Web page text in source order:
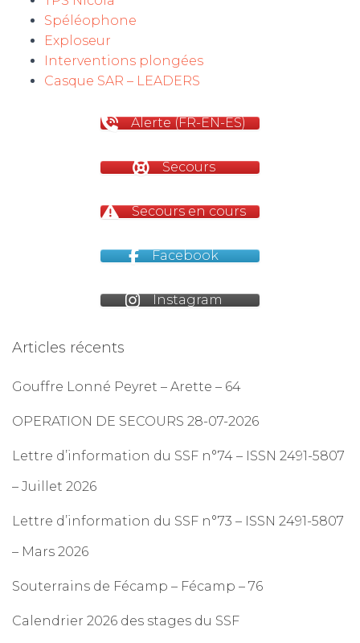
Spéléophone
Exploseur
Interventions plongées
Casque SAR – LEADERS
Alerte (FR-EN-ES)
Secours
Secours en cours
Facebook
Instagram
Articles récents
Gouffre Lonné Peyret – Arette – 64
OPERATION DE SECOURS 28-07-2026
Lettre d’information du SSF n°74 – ISSN 2491-5807
– Juillet 2026
Lettre d’information du SSF n°73 – ISSN 2491-5807
– Mars 2026
Souterrains de Fécamp – Fécamp – 76
Calendrier 2026 des stages du SSF